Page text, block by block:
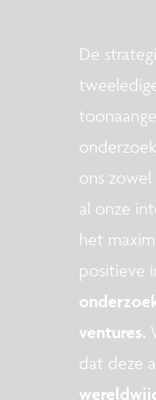
De
ons
al onze
het
positieve
ventures.
dat deze